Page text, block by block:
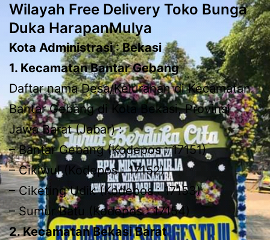
Wilayah Free Delivery Toko Bunga
Duka HarapanMulya
Kota Administrasi : Bekasi
1. Kecamatan Bantar Gebang
Daftar nama Desa/Kelurahan di Kecamatan
Bantar Gebang di Kota Bekasi, Provinsi
Jawa Barat (Jabar) :
– Bantar Gebang (Kodepos : 17151)
– Cikiwul (Kodepos : 17152)
– Ciketing Udik (Kodepos : 17153)
– Sumur Batu (Kodepos : 17154)
2. Kecamatan Bekasi Barat